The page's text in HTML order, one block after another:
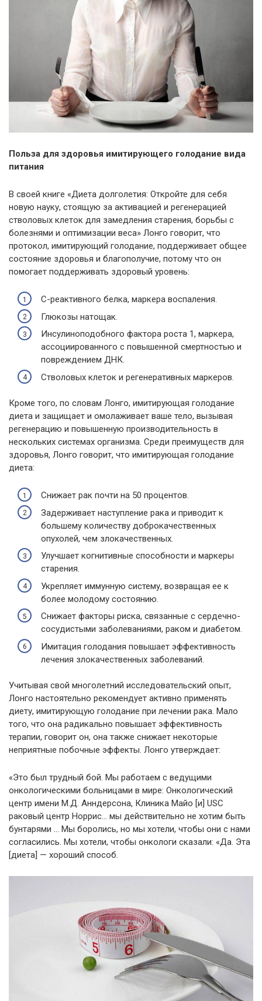
Польза для здоровья имитирующего голодание вида
питания
В своей книге «Диета долголетия: Откройте для себя
новую науку, стоящую за активацией и регенерацией
стволовых клеток для замедления старения, борьбы с
болезнями и оптимизации веса» Лонго говорит, что
протокол, имитирующий голодание, поддерживает общее
состояние здоровья и благополучие, потому что он
помогает поддерживать здоровый уровень:
С-реактивного белка, маркера воспаления.
Глюкозы натощак.
Инсулиноподобного фактора роста 1, маркера,
ассоциированного с повышенной смертностью и
повреждением ДНК.
Стволовых клеток и регенеративных маркеров.
Кроме того, по словам Лонго, имитирующая голодание
диета и защищает и омолаживает ваше тело, вызывая
регенерацию и повышенную производительность в
нескольких системах организма. Среди преимуществ для
здоровья, Лонго говорит, что имитирующая голодание
диета:
Снижает рак почти на 50 процентов.
Задерживает наступление рака и приводит к
большему количеству доброкачественных
опухолей, чем злокачественных.
Улучшает когнитивные способности и маркеры
старения.
Укрепляет иммунную систему, возвращая ее к
более молодому состоянию.
Снижает факторы риска, связанные с сердечно-
сосудистыми заболеваниями, раком и диабетом.
Имитация голодания повышает эффективность
лечения злокачественных заболеваний.
Учитывая свой многолетний исследовательский опыт,
Лонго настоятельно рекомендует активно применять
диету, имитирующую голодание при лечении рака. Мало
того, что она радикально повышает эффективность
терапии, говорит он, она также снижает некоторые
неприятные побочные эффекты. Лонго утверждает:
«Это был трудный бой. Мы работаем с ведущими
онкологическими больницами в мире: Онкологический
центр имени М.Д. Анндерсона, Клиника Майо [и] USC
раковый центр Норрис… мы действительно не хотим быть
бунтарями … Мы боролись, но мы хотели, чтобы они с нами
согласились. Мы хотели, чтобы онкологи сказали: «Да. Эта
[диета] — хороший способ.